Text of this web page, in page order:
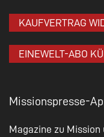
KAUFVERTRAG
EINEWELT-ABO
Missionspresse-
Magazine zu